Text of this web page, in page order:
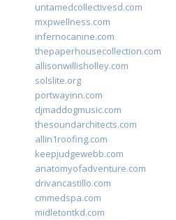
untamedcollectivesd.com
mxpwellness.com
infernocanine.com
thepaperhousecollection.com
allisonwillisholley.com
solslite.org
portwayinn.com
djmaddogmusic.com
thesoundarchitects.com
allin1roofing.com
keepjudgewebb.com
anatomyofadventure.com
drivancastillo.com
cmmedspa.com
midletontkd.com